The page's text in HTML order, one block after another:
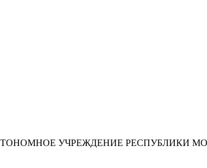
УЧРЕЖДЕНИЕ РЕСПУБЛИКИ